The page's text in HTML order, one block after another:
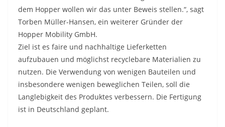
dem Hopper wollen wir das unter Beweis stellen.“, sagt
Torben Müller-Hansen, ein weiterer Gründer der
Hopper Mobility GmbH.
Ziel ist es faire und nachhaltige Lieferketten
aufzubauen und möglichst recyclebare Materialien zu
nutzen. Die Verwendung von wenigen Bauteilen und
insbesondere wenigen beweglichen Teilen, soll die
Langlebigkeit des Produktes verbessern. Die Fertigung
ist in Deutschland geplant.